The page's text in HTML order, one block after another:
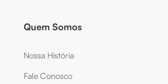
Quem Somos
Nossa História
Fale Conosco